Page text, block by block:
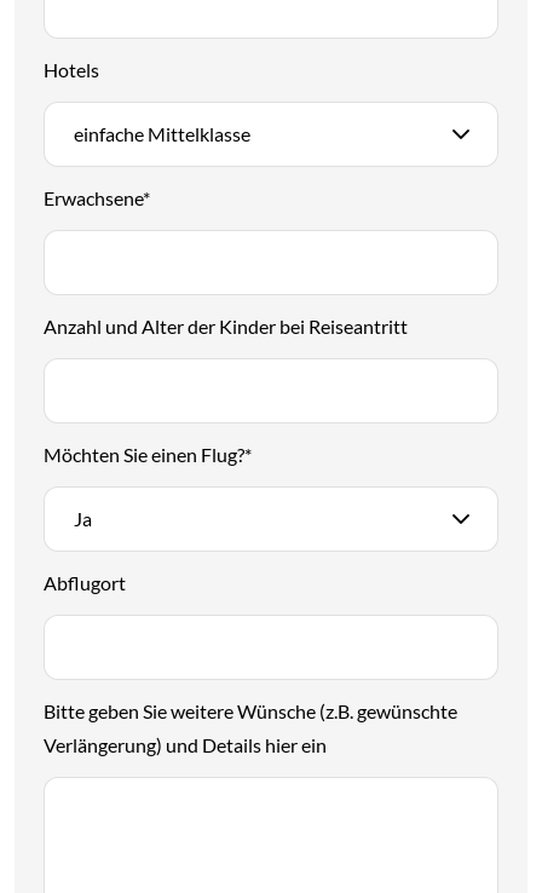
Hotels
einfache Mittelklasse
Erwachsene*
Anzahl und Alter der Kinder bei Reiseantritt
Möchten Sie einen Flug?*
Ja
Abflugort
Bitte geben Sie weitere Wünsche (z.B. gewünschte
Verlängerung) und Details hier ein